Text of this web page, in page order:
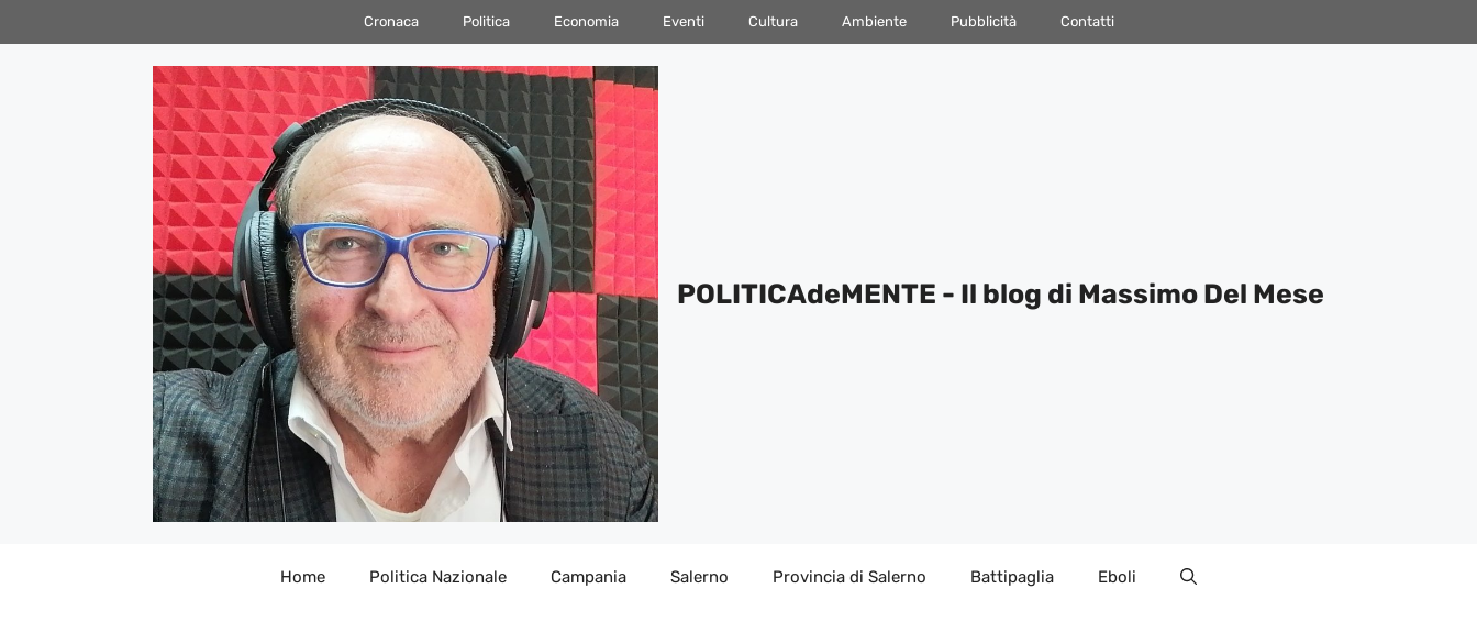
al
Cronaca Politica Economia Eventi Cultura Ambiente Pubblicità Contatti
POLITICAdeMENTE - Il blog di Massimo Del Mese
Home Politica Nazionale Campania Salerno Provincia di Salerno Battipaglia Eboli